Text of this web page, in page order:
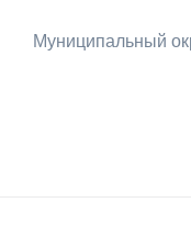
Муниципальный